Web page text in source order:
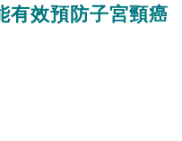
效預防子宮頸癌